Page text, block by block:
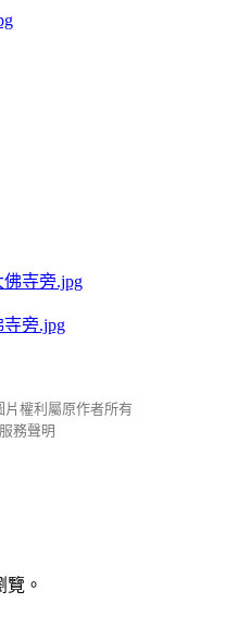
旁.jpg
片權利屬原作者所有
服務聲明
。